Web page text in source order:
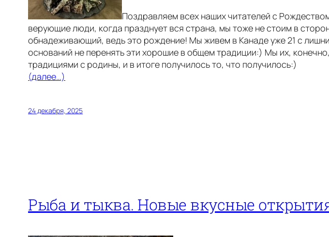
Поздравляем всех наших читателей с
верующие люди, когда празднует вся страна, мы тоже не стоим в
обнадеживающий, ведь это рождение! Мы живем в Канаде уже 21 с
оснований не перенять эти хорошие в общем традиции:) Мы их,
традициями с родины, и в итоге получилось то, что получилось:)
(далее…)
24 декабря, 2025
Рыба и тыква. Новые вкусные